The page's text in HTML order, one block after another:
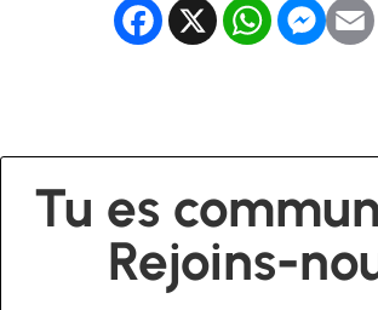
Facebook
X
Tu es
Rejoins-